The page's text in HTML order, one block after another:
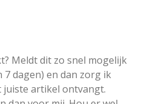
Meldt dit zo snel mogelijk
dagen) en dan zorg ik
artikel ontvangt.